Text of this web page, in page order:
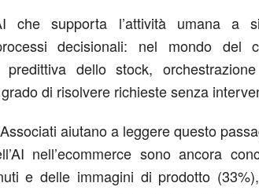
che supporta l’attività umana a
decisionali: nel mondo del
predittiva dello stock,
di risolvere richieste senza
aiutano a leggere questo
nell’ecommerce sono ancora
e delle immagini di prodotto